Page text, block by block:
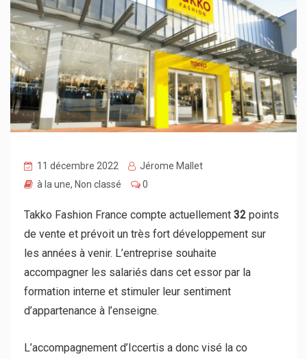
11 décembre 2022
Jérome Mallet
à la une, Non classé 0
Takko Fashion France compte actuellement 32 points
de vente et prévoit un très fort développement sur
les années à venir. L’entreprise souhaite
accompagner les salariés dans cet essor par la
formation interne et stimuler leur sentiment
d’appartenance à l’enseigne.
L’accompagnement d’Iccertis a donc visé la co